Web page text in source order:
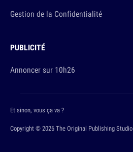
Gestion de la Confidentialité
PUBLICITÉ
Annoncer sur 10h26
Copyright © 2026 The Original Publishing Studio
Et sinon, vous ça va ?